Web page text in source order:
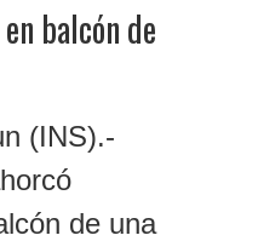
balcón de
(INS).-
de una